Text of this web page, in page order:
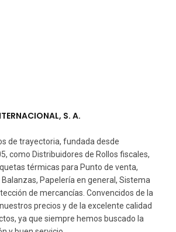
S. A.
de trayectoria, fundada desde
como Distribuidores de Rollos fiscales,
térmicas para Punto de venta,
Papelería en general, Sistema
de mercancías. Convencidos de la
precios y de la excelente calidad
ya que siempre hemos buscado la